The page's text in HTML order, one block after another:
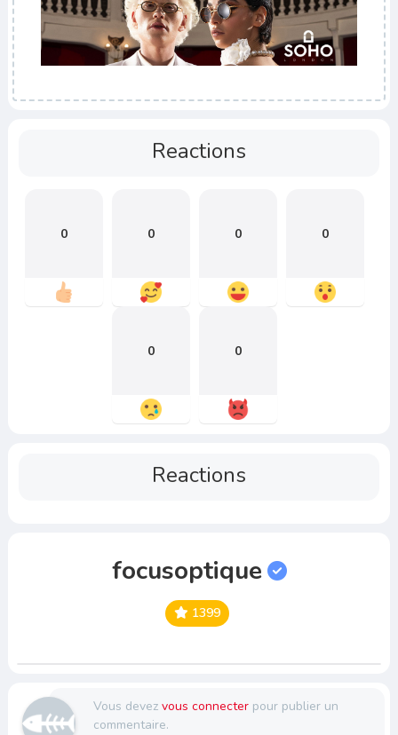
Reactions
0 0 0 0
0 0
Reactions
focusoptique
1399
Vous devez vous connecterpour publier un
commentaire.